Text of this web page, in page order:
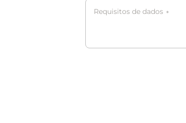
Requisitos de dados *